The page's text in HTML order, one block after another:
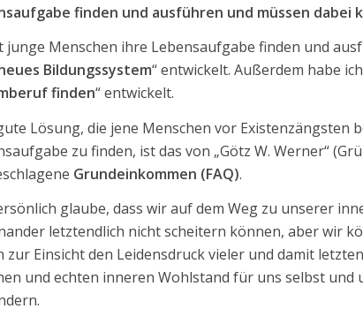
finden und ausführen und müssen dabei
junge Menschen ihre Lebensaufgabe finden und
Bildungssystem“ entwickelt. Außerdem habe
finden“ entwickelt.
Lösung, die jene Menschen vor Existenzängsten
zu finden, ist das von „Götz W. Werner“
Grundeinkommen (FAQ).
glaube, dass wir auf dem Weg zu unserer
letztendlich nicht scheitern können, aber wir
zur Einsicht den Leidensdruck vieler und damit
und echten inneren Wohlstand für uns selbst